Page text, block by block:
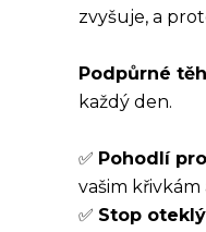
zvyšuje, a
Podpůrné
každý den.
✅ Pohodlí
vašim křivkám
✅ Stop